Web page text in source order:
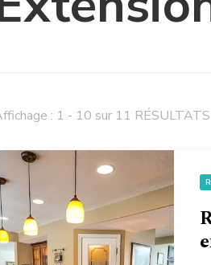
: 1 - 10 sur 11 RÉSULTATS